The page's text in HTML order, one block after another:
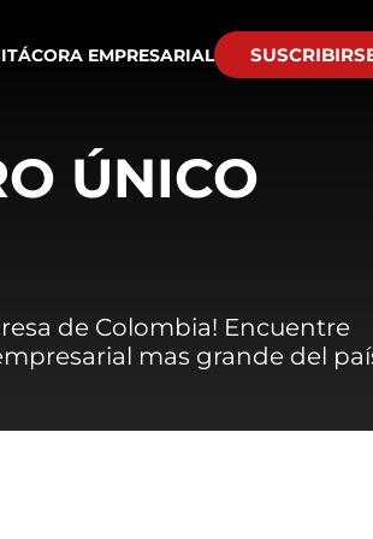
EMPRESARIAL
ÚNICO
de Colombia! Encuentre
mas grande del